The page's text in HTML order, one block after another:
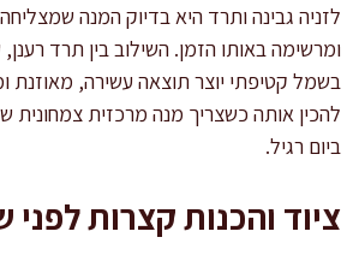
לזניה גבינה ותרד היא בדיוק המנה
ומרשימה באותו הזמן. השילוב בין תרד
בשמל קטיפתי יוצר תוצאה עשירה, מאוזנת
להכין אותה כשצריך מנה מרכזית צמחונית
ביום רגיל.
ציוד והכנות קצרות